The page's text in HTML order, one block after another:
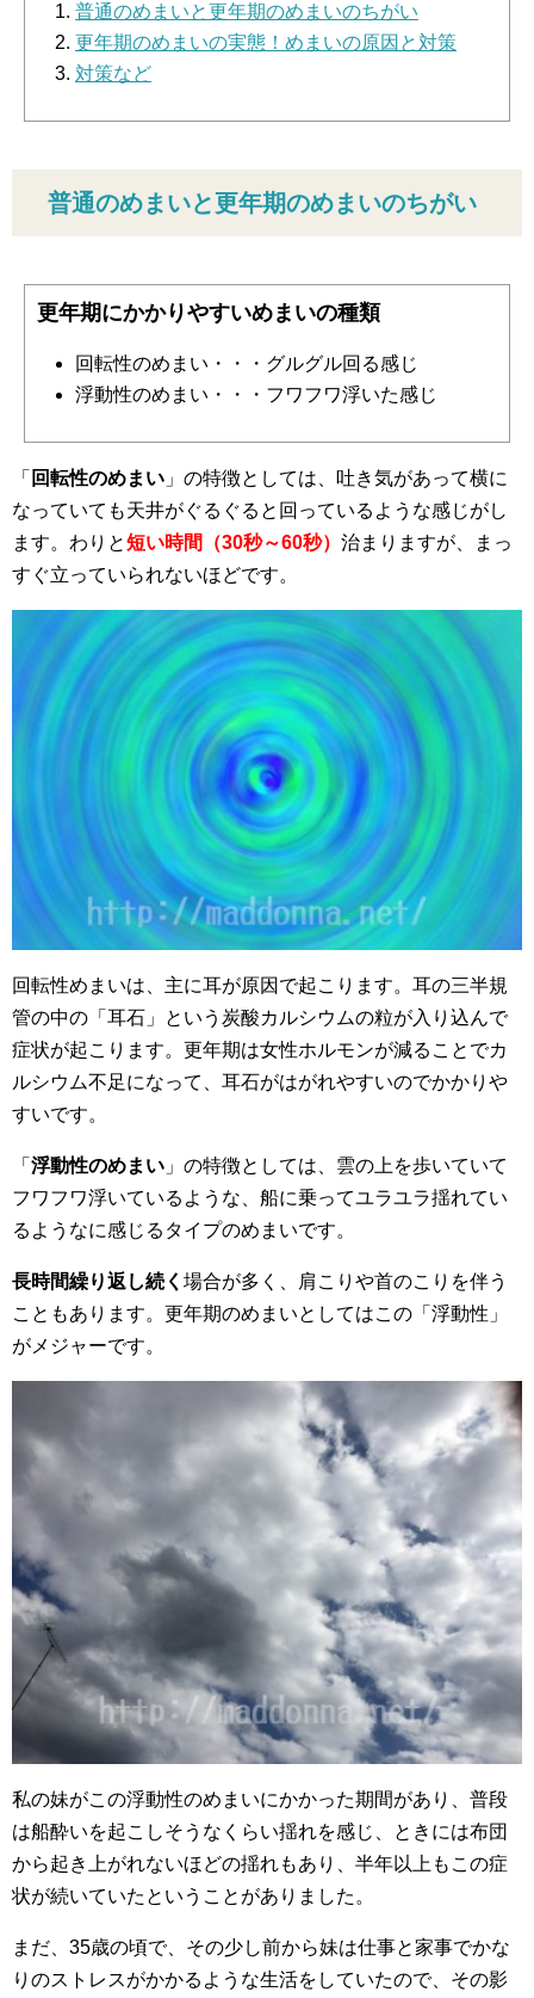
普通のめまいと更年期のめまいのちがい
更年期のめまいの実態！めまいの原因と対策
対策など
普通のめまいと更年期のめまいのちがい
更年期にかかりやすいめまいの種類
回転性のめまい・・・グルグル回る感じ
浮動性のめまい・・・フワフワ浮いた感じ
「 回転性のめまい 」の特徴としては、吐き気があって横に
なっていても天井がぐるぐると回っているような感じがし
ます。わりと短い時間（30秒～60秒） 治まりますが、まっ
すぐ立っていられないほどです。
回転性めまいは、主に耳が原因で起こります。耳の三半規
管の中の「耳石」という炭酸カルシウムの粒が入り込んで
症状が起こります。更年期は女性ホルモンが減ることでカ
ルシウム不足になって、耳石がはがれやすいのでかかりや
すいです。
「 浮動性のめまい 」の特徴としては、雲の上を歩いていて
フワフワ浮いているような、船に乗ってユラユラ揺れてい
るようなに感じるタイプのめまいです。
長時間繰り返し続く 場合が多く、肩こりや首のこりを伴う
こともあります。更年期のめまいとしてはこの「浮動性」
がメジャーです。
私の妹がこの浮動性のめまいにかかった期間があり、普段
は船酔いを起こしそうなくらい揺れを感じ、ときには布団
から起き上がれないほどの揺れもあり、半年以上もこの症
状が続いていたということがありました。
まだ、35歳の頃で、その少し前から妹は仕事と家事でかな
りのストレスがかかるような生活をしていたので、その影